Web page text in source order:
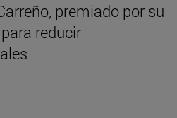
premiado por su
reducir